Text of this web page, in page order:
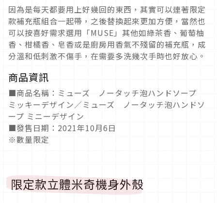
因為是每天都要用上好幾回的東西，其實可以連著限定
款補充瓶組合一起帶，之後替換起來更加方便，當然也
可以按喜好需求選用「MUSE」其他如綠茶香、葡萄柚
香、柑橘香、皂香或是廚房用香氣不殘留的補充瓶，成
分溫和低刺激不傷手，在需要多洗幾次手時也好放心。
商品資訊
■商品名稱：ミューズ ノータッチ泡ハンドソープ
ミッキーデザイン／ミューズ ノータッチ泡ハンドソ
ープ ミニーデザイン
■發售日期：2021年10月6日
※數量限定
限定款立體米奇機身外殼